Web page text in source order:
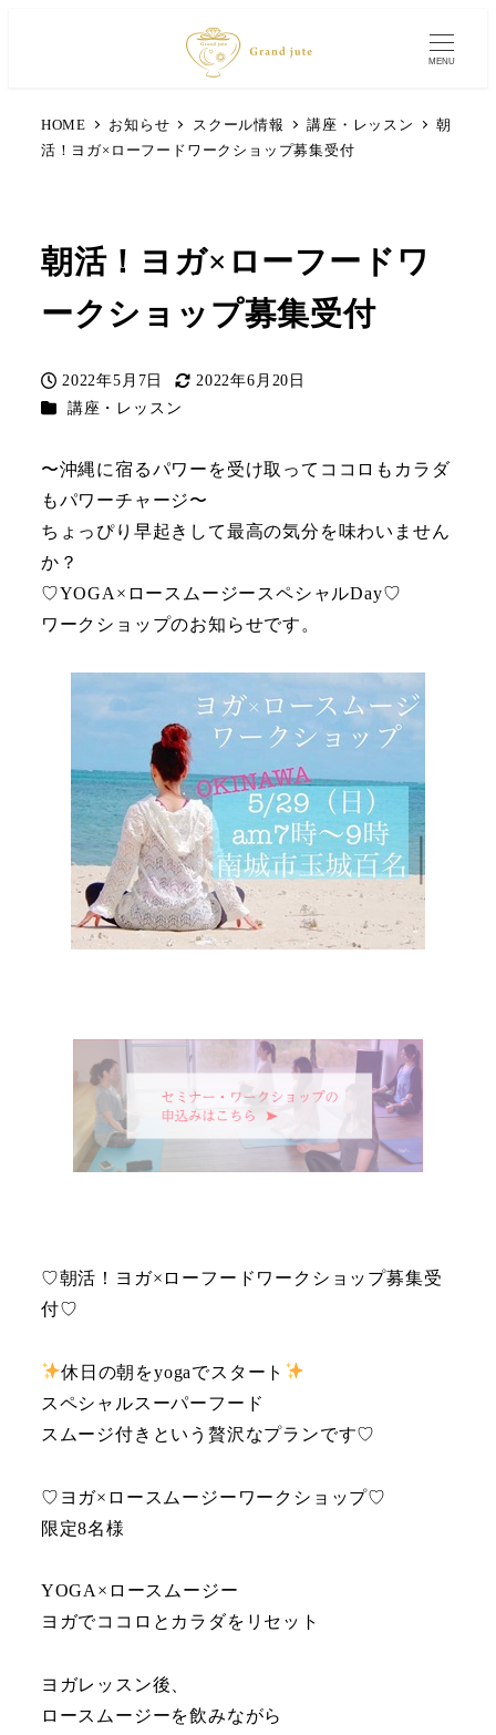
MENU
HOME お知らせ スクール情報 講座・レッスン
朝
活！ヨガ×ローフードワークショップ募集受付
朝活！ヨガ×ローフードワ
ークショップ募集受付
投稿日
2022年5月7日
更新日
2022年6月20日
カテゴリー
講座・レッスン
〜沖縄に宿るパワーを受け取ってココロもカラダ
もパワーチャージ〜
ちょっぴり早起きして最高の気分を味わいません
か？
♡YOGA×ロースムージースペシャルDay♡
ワークショップのお知らせです。
♡朝活！ヨガ×ローフードワークショップ募集受
付♡
休日の朝をyogaでスタート
スペシャルスーパーフード
スムージ付きという贅沢なプランです♡
♡ヨガ×ロースムージーワークショップ♡
限定8名様
YOGA×ロースムージー
ヨガでココロとカラダをリセット
ヨガレッスン後、
ロースムージーを飲みながら